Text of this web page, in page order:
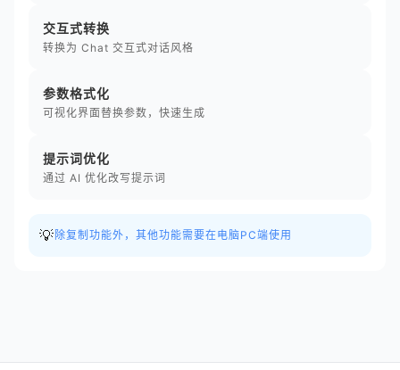
交互式转换
转换为 Chat 交互式对话风格
参数格式化
可视化界面替换参数，快速生成
提示词优化
通过 AI 优化改写提示词
💡 除复制功能外，其他功能需要在电脑PC端使用